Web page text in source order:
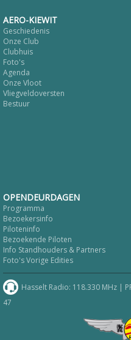
AERO-KIEWIT
Geschiedenis
Onze Club
Clubhuis
Foto's
Agenda
Onze Vloot
Vliegveldoversten
Bestuur
OPENDEURDAGEN
Programma
Bezoekersinfo
Piloteninfo
Bezoekende Piloten
Info Standhouders & Partners
Foto's Vorige Edities
Hasselt Radio: 118.330 MHz |
47